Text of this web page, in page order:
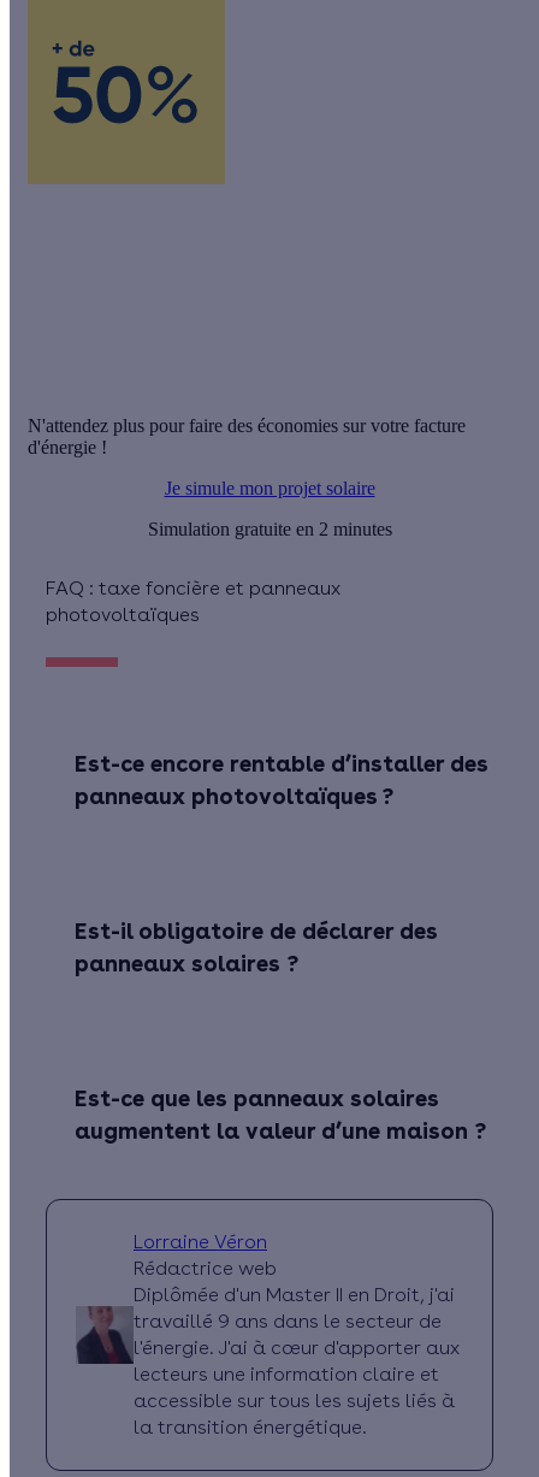
N'attendez plus pour faire des économies sur votre facture
d'énergie !
Je simule mon projet solaire
Simulation gratuite en 2 minutes
FAQ : taxe foncière et panneaux
photovoltaïques
Est-ce encore rentable d’installer des
panneaux photovoltaïques ?
Est-il obligatoire de déclarer des
panneaux solaires ?
Est-ce que les panneaux solaires
augmentent la valeur d’une maison ?
Lorraine Véron
Rédactrice web
Diplômée d'un Master II en Droit, j'ai
travaillé 9 ans dans le secteur de
l'énergie. J'ai à cœur d'apporter aux
lecteurs une information claire et
accessible sur tous les sujets liés à
la transition énergétique.